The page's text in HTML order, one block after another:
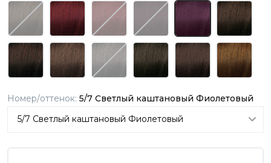
Номер/оттенок: 5/7 Светлый каштановый Фиолетовый